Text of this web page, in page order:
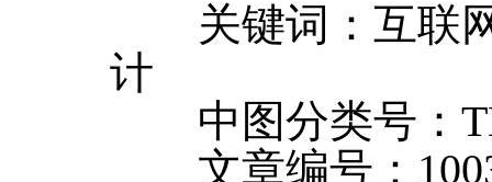
关键词：互联网
计
中图分类号：
文章编号：1003-